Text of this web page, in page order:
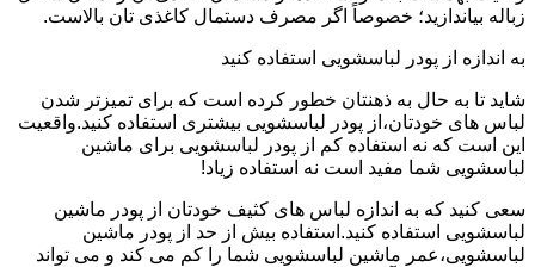
زباله بیاندازید؛ خصوصاً اگر مصرف دستمال کاغذی تان بالاست.
به اندازه از پودر لباسشویی استفاده کنید
شاید تا به حال به ذهنتان خطور کرده است که برای تمیزتر شدن
لباس های خودتان،از پودر لباسشویی بیشتری استفاده کنید.واقعیت
این است که نه استفاده کم از پودر لباسشویی برای ماشین
لباسشویی شما مفید است نه استفاده زیاد!
سعی کنید که به اندازه لباس های کثیف خودتان از پودر ماشین
لباسشویی استفاده کنید.استفاده بیش از حد از پودر ماشین
لباسشویی،عمر ماشین لباسشویی شما را کم می کند و می تواند